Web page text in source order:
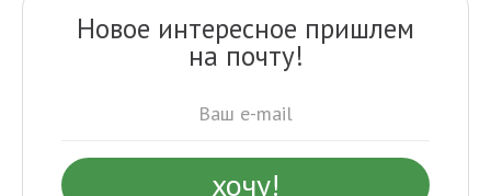
Новое интересное пришлем
на почту!